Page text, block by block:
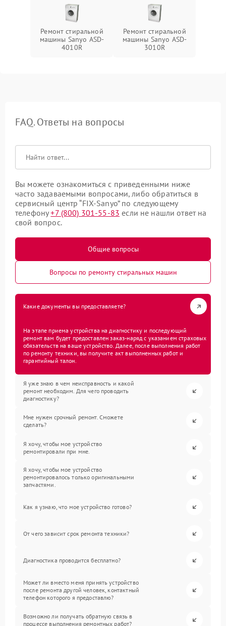
Ремонт стиральной
машины Sanyo ASD-
4010R
Ремонт стиральной
машины Sanyo ASD-
3010R
FAQ. Ответы на вопросы
Вы можете ознакомиться с приведенными ниже
часто задаваемыми вопросами, либо обратиться в
сервисный центр “FIX-Sanyo” по следующему
телефону+7 (800) 301-55-83 если не нашли ответ на
свой вопрос.
Общие вопросы
Вопросы по ремонту стиральных машин
Какие документы вы предоставляете?
На этапе приема устройства на диагностику и последующий
ремонт вам будет предоставлен заказ-наряд с указанием страховых
обязательств на ваше устройство. Далее, после выполнения работ
по ремонту техники, вы получите акт выполненных работ и
гарантийный талон.
Я уже знаю в чем неисправность и какой
ремонт необходим. Для чего проводить
диагностику?
Мне нужен срочный ремонт. Сможете
сделать?
Я хочу, чтобы мое устройство
ремонтировали при мне.
Я хочу, чтобы мое устройство
ремонтировалось только оригинальными
запчастями.
Как я узнаю, что мое устройство готово?
От чего зависит срок ремонта техники?
Диагностика проводится бесплатно?
Может ли вместо меня принять устройство
после ремонта другой человек, контактный
телефон которого я предоставлю?
Возможно ли получать обратную связь в
процессе выполнения ремонтных работ?